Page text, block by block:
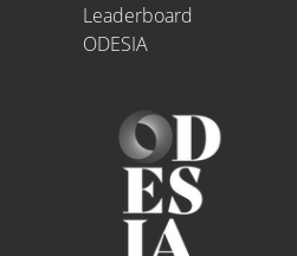
Leaderboard
ODESIA